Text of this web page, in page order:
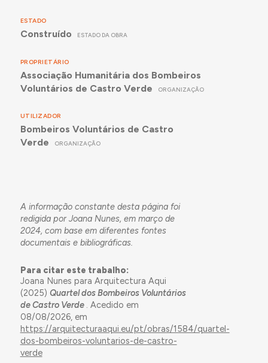
ESTADO
Construído ESTADO DA OBRA
PROPRIETÁRIO
Associação Humanitária dos Bombeiros
Voluntários de Castro Verde
ORGANIZAÇÃO
UTILIZADOR
Bombeiros Voluntários de Castro
Verde
ORGANIZAÇÃO
A informação constante desta página foi
redigida por Joana Nunes, em março de
2024, com base em diferentes fontes
documentais e bibliográficas.
Para citar este trabalho:
Joana Nunes para Arquitectura Aqui
(2025) Quartel dos Bombeiros Voluntários
de Castro Verde . Acedido em
08/08/2026, em
https://arquitecturaaqui.eu/pt/obras/1584/quartel-
dos-bombeiros-voluntarios-de-castro-
verde